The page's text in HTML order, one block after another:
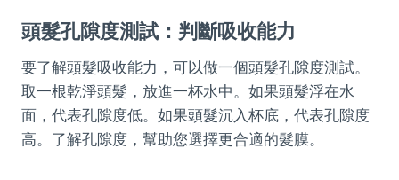
頭髮孔隙度測試：判斷吸收能力
要了解頭髮吸收能力，可以做一個頭髮孔隙度測試。
取一根乾淨頭髮，放進一杯水中。如果頭髮浮在水
面，代表孔隙度低。如果頭髮沉入杯底，代表孔隙度
高。了解孔隙度，幫助您選擇更合適的髮膜。